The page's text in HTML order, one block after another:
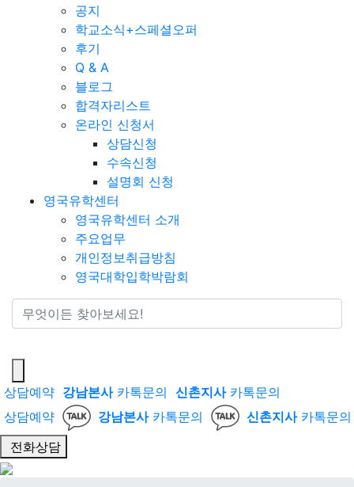
공지
학교소식+스페셜오퍼
후기
Q & A
블로그
합격자리스트
온라인 신청서
상담신청
수속신청
설명회 신청
영국유학센터
영국유학센터 소개
주요업무
개인정보취급방침
영국대학입학박람회
통합검색
상담예약 강남본사카톡문의 신촌지사카톡문의
상담예약
강남본사카톡문의 신촌지사카톡문의
전화상담